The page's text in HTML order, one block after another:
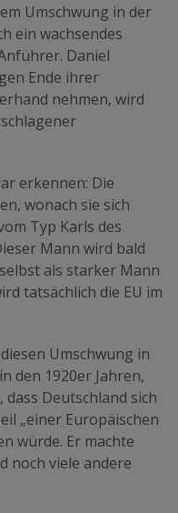
Umschwung in der
ein wachsendes
Daniel
Ende ihrer
nehmen, wird
erkennen: Die
wonach sie sich
Typ Karls des
Mann wird bald
als starker Mann
tatsächlich die EU im
Umschwung in
den 1920er Jahren,
Deutschland sich
„einer Europäischen
würde. Er machte
noch viele andere